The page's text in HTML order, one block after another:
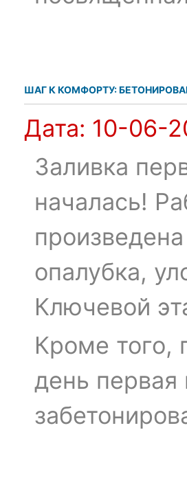
ШАГ К КОМФОРТУ:
Дата: 10-06-
Заливка
началась!
опалубка,
Ключевой
Кроме того,
день первая